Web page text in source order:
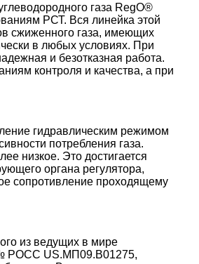
газа RegO®
РСТ. Вся линейка этой
сжиженного газа, имеющих
в любых условиях. При
и безотказная работа.
контроля и качества, а при
гидравлическим режимом
потребления газа.
низкое. Это достигается
органа регулятора,
сопротивление проходящему
из ведущих в мире
№ РОСС US.МП09.В01275,